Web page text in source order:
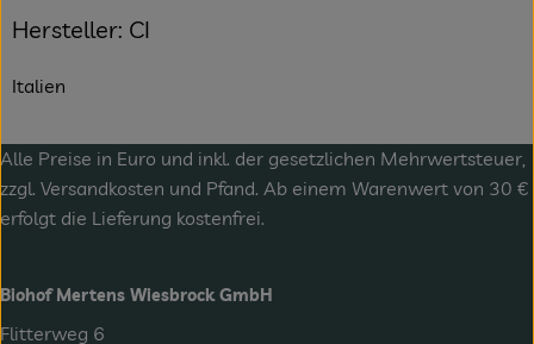
Hersteller: CI
Italien
Alle Preise in Euro und inkl. der gesetzlichen Mehrwertsteuer,
zzgl. Versandkosten und Pfand. Ab einem Warenwert von 30 €
erfolgt die Lieferung kostenfrei.
Biohof Mertens Wiesbrock GmbH
Flitterweg 6